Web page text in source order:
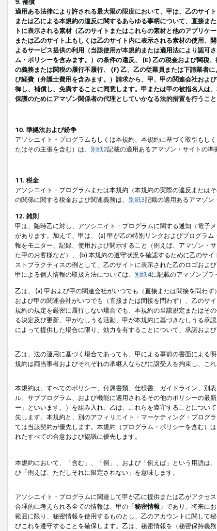
9. 補償
適用ある法律により許される最大限の限度において、甲は、乙のサイ
または乙による本規約の違反に関するあらゆる事柄について、直接ま
トに表示される素材（乙のサイトまたはこれらの素材と他のアプリ
または乙のサイト上もしくは乙のサイト内に表示される素材の使用、
よるサービス提供の利用（当該使用が本規約または適用法により認可
ム・ポリシーを含みます。）の条件の違反、 (E) 乙の税金および関税
の義務または関税の履行不履行、 (F) 乙、乙の従業員または下請業者
び経費（弁護士費用を含みます。）請求から、甲、甲の関連会社およ
御し、補償し、免責することに同意します。甲または甲の被指名人は
保護のためにアマゾン関係者の代理としていかなる法的措置を行うこ
10. 準拠法および紛争
アソシエイト・プログラムもしくは本規約、本規約に基づく取引もし
たはその主張を含む）は、 別紙2記載の適用あるアマゾン・サイトの
11. 税金
アソシエイト・プログラムまたは本規約（本規約の実際の違反または
の関係に関する税金および関連義務は、 別紙3記載の適用あるアマゾン
12. 雑則
甲は、随時乙に対し、アソシエイト・プログラムに関する通知（電子
があります。加えて、甲は、 (a) 甲が乙の特別リンクおよびプログラ
報をモニター、記録、使用および開示すること（例えば、アマゾン・
た甲のお客様など）、 (b) 本規約の遵守状況を確認するために乙のサ
ストプラクティスの例として、乙のサイトに表示された乙のロゴおよ
甲による個人情報の取扱方法については、 別紙4に記載のアマゾンプ
乙は、 (a) 甲および甲の関連会社がいつでも（直接または間接を問わ
および甲の関連会社がいつでも（直接または間接を問わず）、乙のサ
規約の規定を厳密に履行しない場合でも、本規約の当該規定またはそ
る決定及び更新、甲がなしうる活動、甲が本規約に基づきなしうる承
によって提供した場合に限り、効力を有することについて、承諾およ
乙は、法の運用に基づく場合であっても、甲による事前の書面による
規約は両当事者およびそれぞれの承継人ならびに譲受人を拘束し、こ
本規約は、すべてのポリシー、付属書類、仕様書、ガイドライン、別
ル、サブプログラム、および機能に適用されるその他のポリシーの最
ー 」といいます。）を組み入れ、乙は、これらを遵守することにつ
先します。本規約と、別のアフィリエイト・マーケティング・プログ
ては当該契約が優先します。本規約（プログラム・ポリシーを含む）
れたすべての合意および協議に優先します。
本規約において、「含む」、「例」、および「例えば」という用語は
び「例えば、ただしそれに限定されない」を意味します。
アソシエイト・プログラムに関連して甲が乙に提供または乙がアクセ
合理的に考えられる全ての情報は、甲の「秘密情報 」であり、将来に
範囲に限り、秘密情報を使用するものとし、乙のアカウントに関して
びこれを遵守することを確保します。乙は、秘密情報を（秘密保持義